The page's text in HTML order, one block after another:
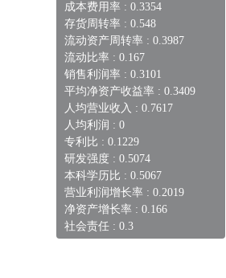
成本费用率 : 0.3354
存货周转率 : 0.548
流动资产周转率 : 0.3987
流动比率 : 0.167
销售利润率 : 0.3101
平均净资产收益率 : 0.3409
人均营业收入 : 0.7617
人均利润 : 0
专利比 : 0.1229
研发强度 : 0.5074
本科学历比 : 0.5067
营业利润增长率 : 0.2019
净资产增长率 : 0.166
社会责任 : 0.3